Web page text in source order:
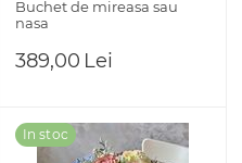
Buchet de mireasa sau
nasa
389,00 Lei
In stoc